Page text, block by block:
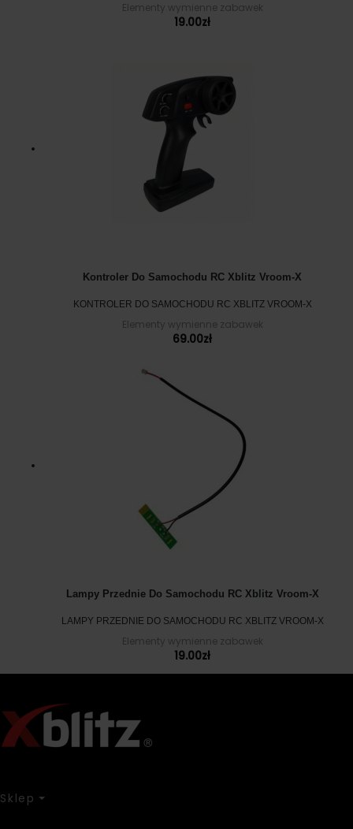
Elementy wymienne zabawek
19.00zł
Kontroler Do Samochodu RC Xblitz Vroom-X
KONTROLER DO SAMOCHODU RC XBLITZ VROOM-X
Elementy wymienne zabawek
69.00zł
Lampy Przednie Do Samochodu RC Xblitz Vroom-X
LAMPY PRZEDNIE DO SAMOCHODU RC XBLITZ VROOM-X
Elementy wymienne zabawek
19.00zł
Sklep